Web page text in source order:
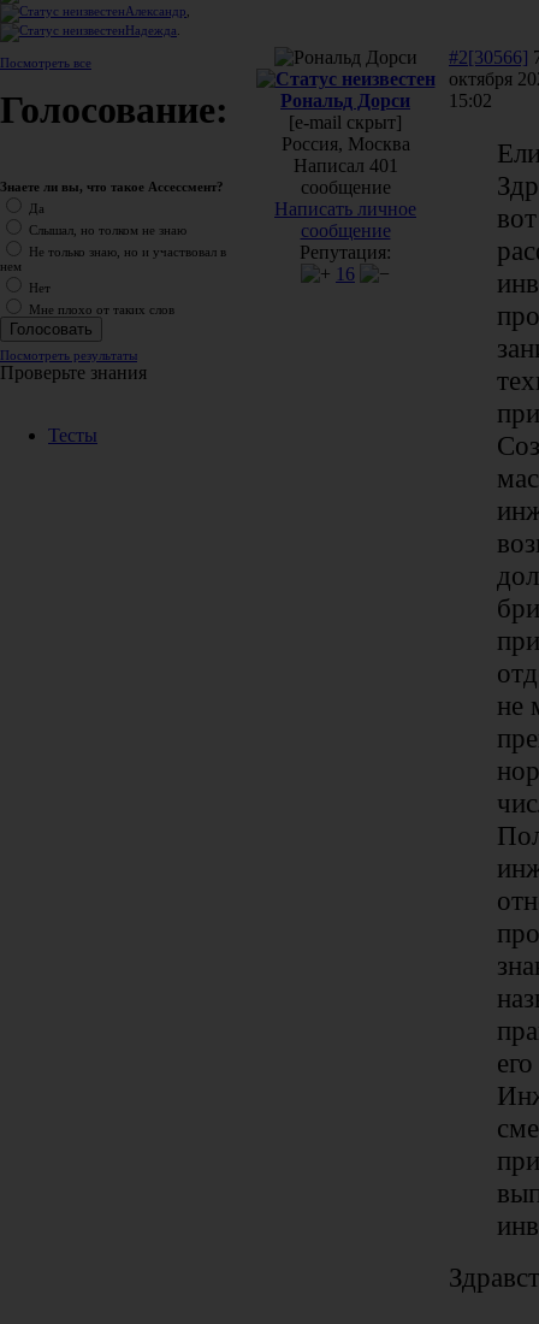
Александр
Надежда
Посмотреть все
Голосование:
Знаете ли вы, что такое Ассессмент?
Да
Слышал, но толком не знаю
Не только знаю, но и участвовал в
нем
Нет
Мне плохо от таких слов
Посмотреть результаты
Проверьте знания
Тесты
Рональд Дорси
[e-mail скрыт]
Россия, Москва
Написал 401
сообщение
Написать личное
сообщение
Репутация:
16
#2[30566]
октября
15:02
не